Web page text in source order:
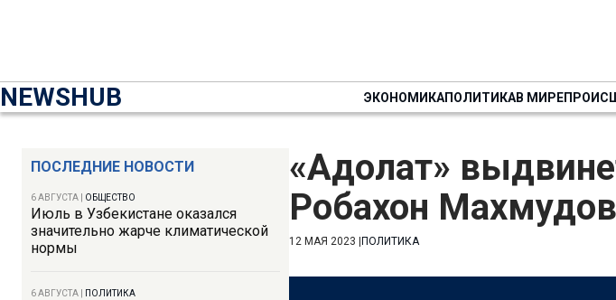
NEWSHUB ЭКОНОМИКАПОЛИТИКАВ МИРЕ
ПОСЛЕДНИЕ НОВОСТИ
6 АВГУСТА ОБЩЕСТВО
Июль в Узбекистане оказался
значительно жарче климатической
нормы
6 АВГУСТА ПОЛИТИКА
«Адолат»
Робахон
12 МАЯ 2023 ПОЛИТИКА